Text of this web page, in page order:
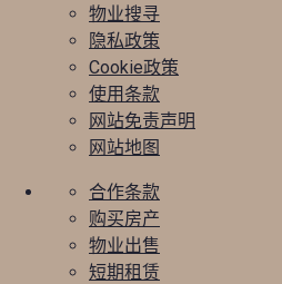
物业搜寻
隐私政策
Cookie政策
使用条款
网站免责声明
网站地图
合作条款
购买房产
物业出售
短期租赁